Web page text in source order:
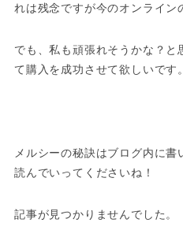
れは残念ですが今のオンライン
でも、私も頑張れそうかな？と
て購入を成功させて欲しいです。
メルシーの秘訣はブログ内に
読んでいってくださいね！
記事が見つかりませんでした。